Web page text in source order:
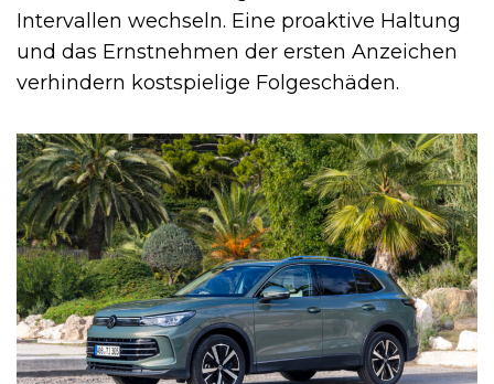
Intervallen wechseln. Eine proaktive Haltung
und das Ernstnehmen der ersten Anzeichen
verhindern kostspielige Folgeschäden.